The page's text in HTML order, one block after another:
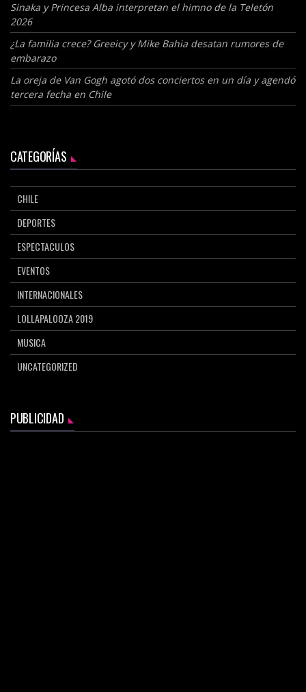
Sinaka y Princesa Alba interpretan el himno de la Teletón
2026
¿La familia crece? Greeicy y Mike Bahia desatan rumores de
embarazo
La oreja de Van Gogh agotó dos conciertos en un día y agendó
tercera fecha en Chile
CATEGORÍAS
CHILE
DEPORTES
ESPECTACULOS
EVENTOS
INTERNACIONALES
LOLLAPALOOZA 2019
MUSICA
UNCATEGORIZED
PUBLICIDAD